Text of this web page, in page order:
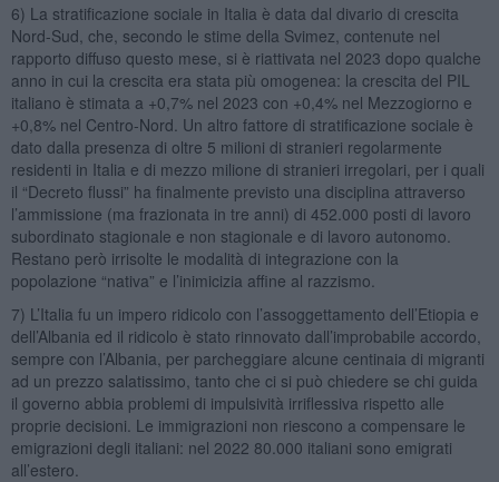
6) La stratificazione sociale in Italia è data dal divario di crescita
Nord-Sud, che, secondo le stime della Svimez, contenute nel
rapporto diffuso questo mese, si è riattivata nel 2023 dopo qualche
anno in cui la crescita era stata più omogenea: la crescita del PIL
italiano è stimata a +0,7% nel 2023 con +0,4% nel Mezzogiorno e
+0,8% nel Centro-Nord. Un altro fattore di stratificazione sociale è
dato dalla presenza di oltre 5 milioni di stranieri regolarmente
residenti in Italia e di mezzo milione di stranieri irregolari, per i quali
il “Decreto flussi” ha finalmente previsto una disciplina attraverso
l’ammissione (ma frazionata in tre anni) di 452.000 posti di lavoro
subordinato stagionale e non stagionale e di lavoro autonomo.
Restano però irrisolte le modalità di integrazione con la
popolazione “nativa” e l’inimicizia affine al razzismo.
7) L’Italia fu un impero ridicolo con l’assoggettamento dell’Etiopia e
dell’Albania ed il ridicolo è stato rinnovato dall’improbabile accordo,
sempre con l’Albania, per parcheggiare alcune centinaia di migranti
ad un prezzo salatissimo, tanto che ci si può chiedere se chi guida
il governo abbia problemi di impulsività irriflessiva rispetto alle
proprie decisioni. Le immigrazioni non riescono a compensare le
emigrazioni degli italiani: nel 2022 80.000 italiani sono emigrati
all’estero.